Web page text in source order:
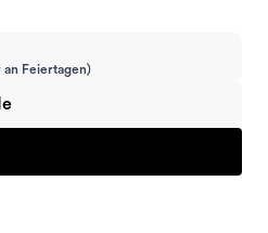
an Feiertagen)